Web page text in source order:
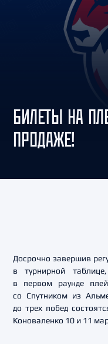
БИЛЕТЫ НА
ПРОДАЖЕ!
Досрочно завершив
в турнирной
в первом раунде
со Спутником из
до трех побед
Коноваленко 10 и 11